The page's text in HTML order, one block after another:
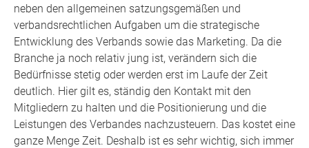
neben den allgemeinen satzungsgemäßen und
verbandsrechtlichen Aufgaben um die strategische
Entwicklung des Verbands sowie das Marketing. Da die
Branche ja noch relativ jung ist, verändern sich die
Bedürfnisse stetig oder werden erst im Laufe der Zeit
deutlich. Hier gilt es, ständig den Kontakt mit den
Mitgliedern zu halten und die Positionierung und die
Leistungen des Verbandes nachzusteuern. Das kostet eine
ganze Menge Zeit. Deshalb ist es sehr wichtig, sich immer